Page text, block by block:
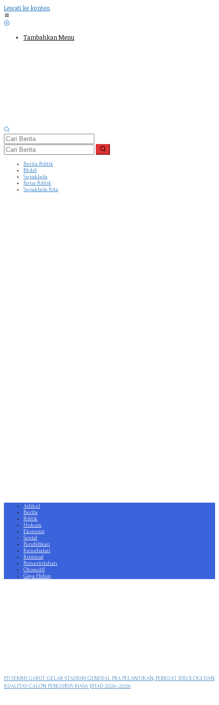
Lewati ke konten
Tambahkan Menu
Berita Politik
Mobil
Sepakbola
Partai Politik
Sepakbola Kita
Artikel
Berita
Politik
Hukum
Ekonomi
Sosial
Pendidikan
Kesehatan
Kriminal
Pemerintahan
Otomotif
Gaya Hidup
PD SEMMI GARUT GELAR STADIUM GENERAL PRA PELANTIKAN, PERKUAT IDEOLOGI DAN
KUALITAS CALON PENGURUS MASA JIHAD 2026–2028